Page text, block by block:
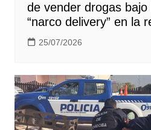
de vender drogas
“narco delivery” en la
25/07/2026